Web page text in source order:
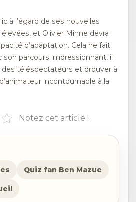
à l’égard de ses nouvelles
et Olivier Minne devra
d’adaptation. Cela ne fait
son parcours impressionnant, il
des téléspectateurs et prouver à
incontournable à la
Notez cet article !
Quiz fan Ben Mazue